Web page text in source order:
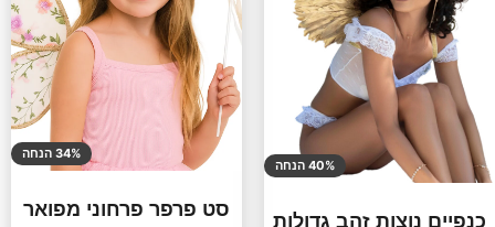
40% הנחה
כנפיים נוצות זהב גדולות
34% הנחה
סט פרפר פרחוני מפואר